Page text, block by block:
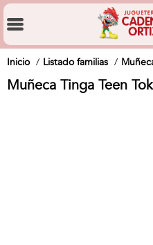
Inicio Listado familias
Muñeca Tinga Teen